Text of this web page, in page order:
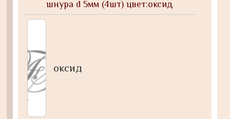
шнура d 5мм (4шт) цвет:оксид
оксид